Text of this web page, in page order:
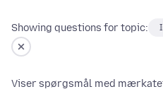
Showing questions for topic:
Viser spørgsmål med